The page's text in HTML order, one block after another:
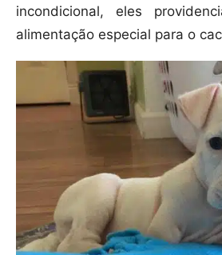
incondicional, eles
alimentação especial para o